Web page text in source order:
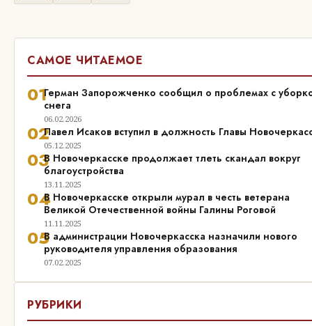
САМОЕ ЧИТАЕМОЕ
01Герман Запорожченко сообщил о проблемах с
снега
06.02.2026
02Павел Исаков вступил в должность Главы
05.12.2025
03В Новочеркасске продолжает тлеть скандал вокруг
благоустройства
13.11.2025
04В Новочеркасске открыли мурал в честь ветерана
Великой Отечественной войны Галины Роговой
11.11.2025
05В администрации Новочеркасска назначили нового
руководителя управления образования
07.02.2025
РУБРИКИ